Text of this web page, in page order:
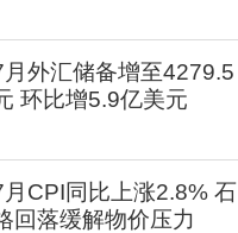
外汇储备增至4279.5
环比增5.9亿美元
CPI同比上涨2.8% 石
回落缓解物价压力